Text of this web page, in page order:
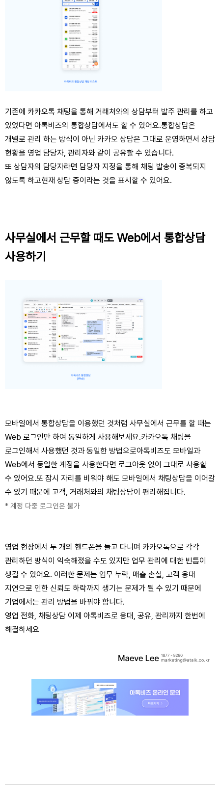
기존에 카카오톡 채팅을 통해 거래처와의 상담부터 발주 관리를 하고
있었다면 아톡비즈의 통합상담에서도 할 수 있어요.통합상담은
개별로 관리 하는 방식이 아닌 카카오 상담은 그대로 운영하면서 상담
현황을 영업 담당자, 관리자와 같이 공유할 수 있습니다.
또 상담자의 담당자라면 담당자 지정을 통해 채팅 발송이 중복되지
않도록 하고현재 상담 중이라는 것을 표시할 수 있어요.
사무실에서 근무할 때도 Web에서 통합상담
사용하기
모바일에서 통합상담을 이용했던 것처럼 사무실에서 근무를 할 때는
Web 로그인만 하여 동일하게 사용해보세요.카카오톡 채팅을
로그인해서 사용했던 것과 동일한 방법으로아톡비즈도 모바일과
Web에서 동일한 계정을 사용한다면 로그아웃 없이 그대로 사용할
수 있어요.또 잠시 자리를 비워야 해도 모바일에서 채팅상담을 이어갈
수 있기 때문에 고객, 거래처와의 채팅상담이 편리해집니다.
* 계정 다중 로그인은 불가
영업 현장에서 두 개의 핸드폰을 들고 다니며 카카오톡으로 각각
관리하던 방식이 익숙해졌을 수도 있지만 업무 관리에 대한 빈틈이
생길 수 있어요. 이러한 문제는 업무 누락, 매출 손실, 고객 응대
지연으로 인한 신뢰도 하락까지 생기는 문제가 될 수 있기 때문에
기업에서는 관리 방법을 바꿔야 합니다.
영업 전화, 채팅상담 이제 아톡비즈로 응대, 공유, 관리까지 한번에
해결하세요